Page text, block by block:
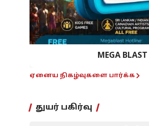
MEGA BLAST
ஏனைய நிகழ்வுகளை பார்க்க
துயர் பகிர்வு